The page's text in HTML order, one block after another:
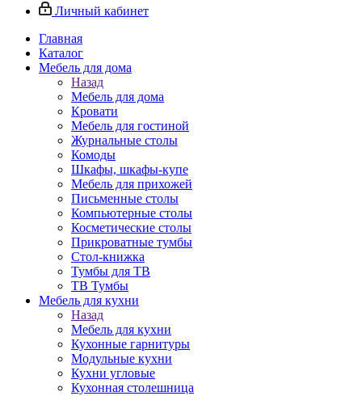
Личный кабинет
Главная
Каталог
Мебель для дома
Назад
Мебель для дома
Кровати
Мебель для гостиной
Журнальные столы
Комоды
Шкафы, шкафы-купе
Мебель для прихожей
Письменные столы
Компьютерные столы
Косметические столы
Прикроватные тумбы
Стол-книжка
Тумбы для ТВ
ТВ Тумбы
Мебель для кухни
Назад
Мебель для кухни
Кухонные гарнитуры
Модульные кухни
Кухни угловые
Кухонная столешница